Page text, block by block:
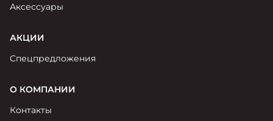
Аксессуары
АКЦИИ
Спецпредложения
О КОМПАНИИ
Контакты